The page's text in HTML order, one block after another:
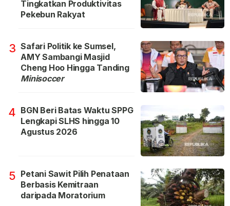
Tingkatkan Produktivitas
Pekebun Rakyat
3 Safari Politik ke Sumsel,
AMY Sambangi Masjid
Cheng Hoo Hingga Tanding
Minisoccer
4 BGN Beri Batas Waktu SPPG
Lengkapi SLHS hingga 10
Agustus 2026
5 Petani Sawit Pilih Penataan
Berbasis Kemitraan
daripada Moratorium